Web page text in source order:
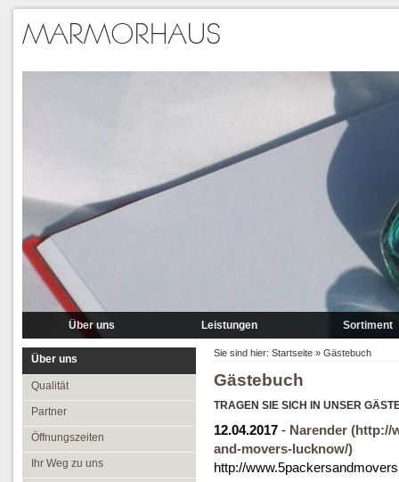
Über uns
Partner
Ihr Weg zu uns
Presse
Leistungen
Lieferung
Verlegung
Sortiment
Marmor
Granit R-Z
Mosaik
Bordüre
Über uns
Qualität
Partner
Öffnungszeiten
Ihr Weg zu uns
Sie sind hier: Startseite » Gästebuch
Gästebuch
TRAGEN SIE SICH IN UNSER
12.04.2017 - Narender (http://
and-movers-lucknow/)
http://